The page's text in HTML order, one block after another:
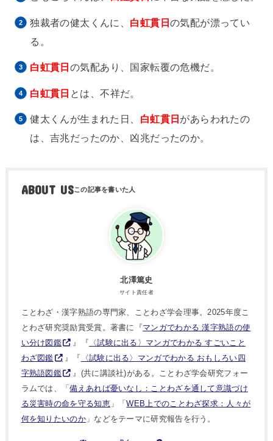
独裁者の健太くんに、 白虹貫日の気配が漂ってい
る。
白虹貫日の気配あり、国家転覆の危機だ。
白虹貫日 とは、不祥だ。
健太くんが生まれた日、 白虹貫日があらわれたの
は、吉兆だったのか、凶兆だったのか。
ABOUT US
北澤篤史
サイト責任者
ことわざ・漢字熟語の専門家、ことわざ学会理事。2025年度こ
とわざ研究奨励賞受賞。著書に『マンガでわかる 漢字熟語の使
い分け図鑑
』『 〈試験に出る〉マンガでわかる すごいこと
わざ図鑑
』『
〈試験に出る〉マンガでわかる おもしろい四
字熟語図鑑
』(共に講談社)がある。ことわざ学会研究フォー
ラムでは、「備えあれば憂いなし：ことわざを通して意識づけ
る災害時の命を守る知恵」「WEB上でのことわざ探求：人々が
何を知りたいのか」などをテーマに研究報告を行う。